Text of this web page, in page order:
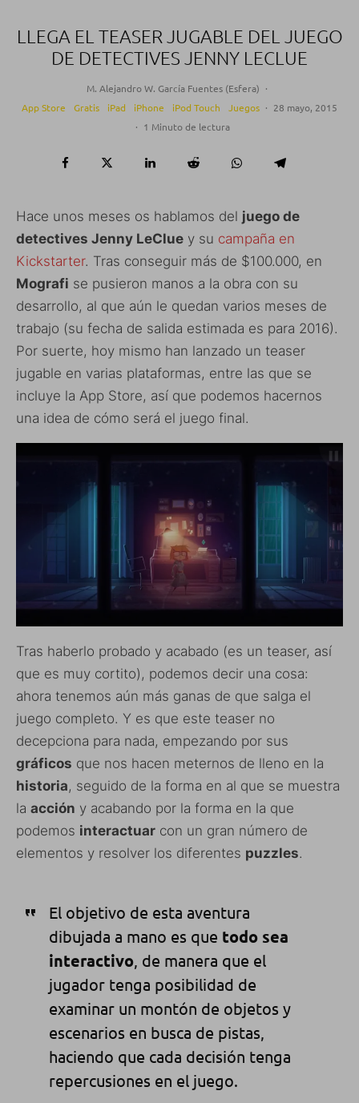
LLEGA EL TEASER JUGABLE DEL JUEGO
DE DETECTIVES JENNY LECLUE
M. Alejandro W. García Fuentes (Esfera) ·
App Store
Gratis iPad iPhone iPod Touch Juegos · 28 mayo, 2015
· 1 Minuto de lectura
Hace unos meses os hablamos del juego de
detectives Jenny LeClue y su campaña en
Kickstarter. Tras conseguir más de $100.000, en
Mografi se pusieron manos a la obra con su
desarrollo, al que aún le quedan varios meses de
trabajo (su fecha de salida estimada es para 2016).
Por suerte, hoy mismo han lanzado un teaser
jugable en varias plataformas, entre las que se
incluye la App Store, así que podemos hacernos
una idea de cómo será el juego final.
Tras haberlo probado y acabado (es un teaser, así
que es muy cortito), podemos decir una cosa:
ahora tenemos aún más ganas de que salga el
juego completo. Y es que este teaser no
decepciona para nada, empezando por sus
gráficos que nos hacen meternos de lleno en la
historia, seguido de la forma en al que se muestra
la acción y acabando por la forma en la que
podemos interactuar con un gran número de
elementos y resolver los diferentes puzzles.
El objetivo de esta aventura
dibujada a mano es que todo sea
interactivo, de manera que el
jugador tenga posibilidad de
examinar un montón de objetos y
escenarios en busca de pistas,
haciendo que cada decisión tenga
repercusiones en el juego.